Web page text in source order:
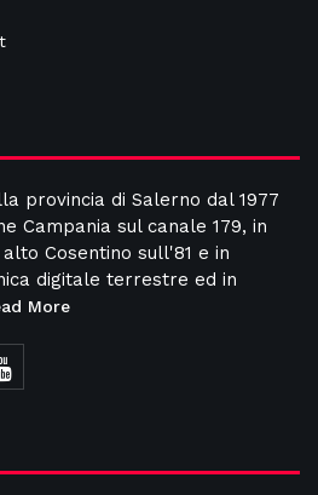
provincia di Salerno dal 1977
Campania sul canale 179, in
Cosentino sull'81 e in
digitale terrestre ed in
More